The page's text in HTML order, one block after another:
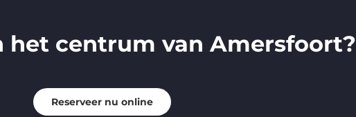
het centrum van Amersfoort?
Reserveer nu online